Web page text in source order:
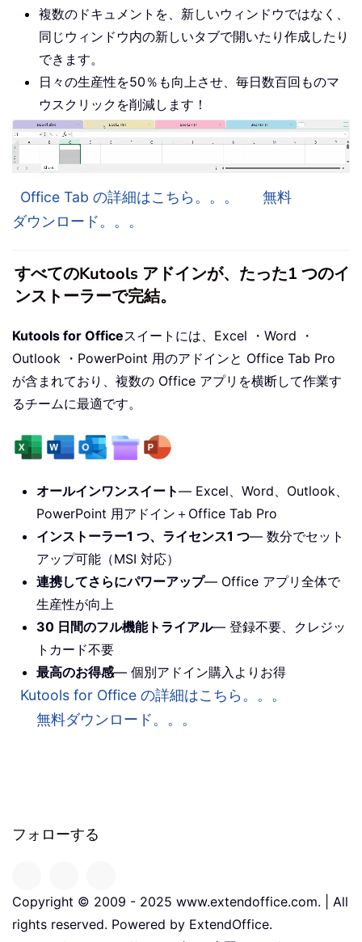
複数のドキュメントを、新しいウィンドウではなく、
同じウィンドウ内の新しいタブで開いたり作成したり
できます。
日々の生産性を50％も向上させ、毎日数百回ものマ
ウスクリックを削減します！
Office Tab の詳細はこちら。。。
無料
ダウンロード。。。
すべてのKutools アドインが、たった1 つのイ
ンストーラーで完結。
Kutools for Officeスイートには、Excel ・Word ・
Outlook ・PowerPoint 用のアドインと Office Tab Pro
が含まれており、複数の Office アプリを横断して作業す
るチームに最適です。
オールインワンスイート— Excel、Word、Outlook、
PowerPoint 用アドイン＋Office Tab Pro
インストーラー1 つ、ライセンス1 つ— 数分でセット
アップ可能（MSI 対応）
連携してさらにパワーアップ— Office アプリ全体で
生産性が向上
30 日間のフル機能トライアル— 登録不要、クレジッ
トカード不要
最高のお得感— 個別アドイン購入よりお得
Kutools for Office の詳細はこちら。。。
無料ダウンロード。。。
フォローする
Copyright © 2009 - 2025 www.extendoffice.com. | All
rights reserved. Powered by ExtendOffice.